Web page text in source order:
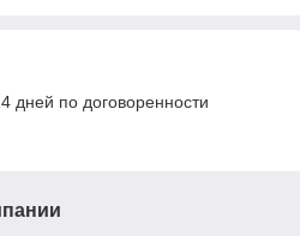
дней по договоренности